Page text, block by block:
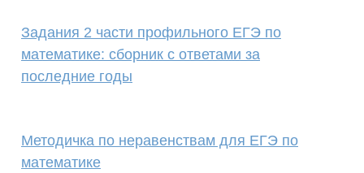
Задания 2 части профильного ЕГЭ по
математике: сборник с ответами за
последние годы
Методичка по неравенствам для ЕГЭ по
математике